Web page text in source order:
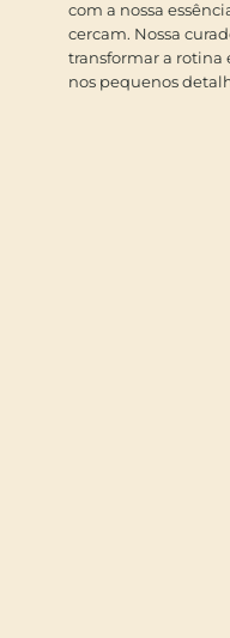
com a nossa
cercam. Nossa
transformar a rotina
nos pequenos